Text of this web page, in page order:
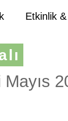
Etkinlik